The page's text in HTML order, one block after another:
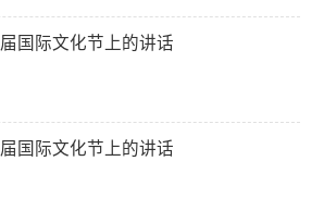
国际文化节上的讲话
国际文化节上的讲话